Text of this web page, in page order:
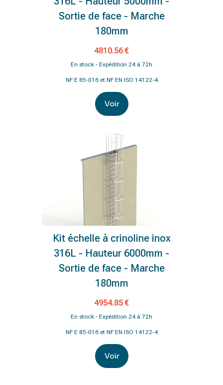
Sortie de face - Marche
180mm
4810.56 €
En stock - Expédition 24 à 72h
NF E 85-016 et NF EN ISO 14122-4
Voir
Kit échelle à crinoline inox
316L - Hauteur 6000mm -
Sortie de face - Marche
180mm
4954.85 €
En stock - Expédition 24 à 72h
NF E 85-016 et NF EN ISO 14122-4
Voir